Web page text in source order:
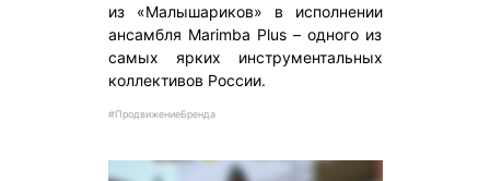
из «Малышариков» в исполнении
ансамбля Marimba Plus – одного из
самых ярких инструментальных
коллективов России.
#ПродвижениеБренда